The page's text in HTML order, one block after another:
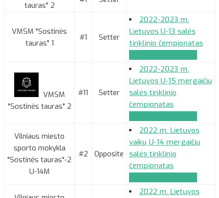
tauras" 2
VMSM "Sostinės
tauras" 1
#1 Setter
2022-2023 m.
Lietuvos U-13 salės
tinklinio čempionatas
VMSM
"Sostinės tauras" 2
#11 Setter
2022-2023 m.
Lietuvos U-15 mergaičių
salės tinklinio
čempionatas
Vilniaus miesto
sporto mokykla
"Sostinės tauras"-2
U-14M
#2 Opposite
2022 m. Lietuvos
vaikų U-14 mergaičių
salės tinklinio
čempionatas
2022 m. Lietuvos